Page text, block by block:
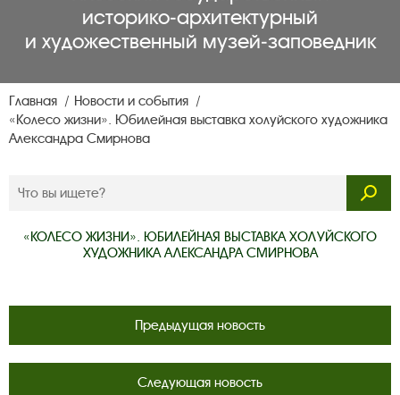
историко‑архитектурный
и художественный музей‑заповедник
Главная
Новости и события
«Колесо жизни». Юбилейная выставка холуйского художника
Александра Смирнова
«КОЛЕСО ЖИЗНИ». ЮБИЛЕЙНАЯ ВЫСТАВКА ХОЛУЙСКОГО
ХУДОЖНИКА АЛЕКСАНДРА СМИРНОВА
Предыдущая новость
Следующая новость